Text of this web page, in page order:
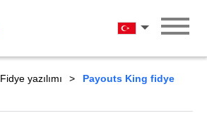
Türkçe
Fidye yazılımı
Payouts King fidye